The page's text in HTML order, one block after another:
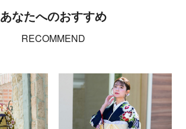
あなたへのおすすめ
RECOMMEND